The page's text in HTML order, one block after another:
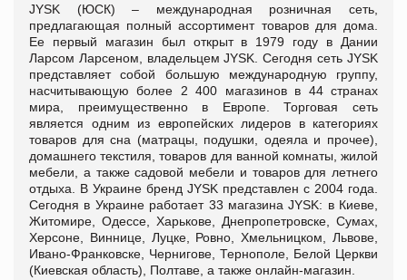
JYSK (ЮСК) – международная розничная сеть,
предлагающая полный ассортимент товаров для дома.
Ее первый магазин был открыт в 1979 году в Дании
Ларсом Ларсеном, владельцем JYSK. Сегодня сеть JYSK
представляет собой большую международную группу,
насчитывающую более 2 400 магазинов в 44 странах
мира, преимущественно в Европе. Торговая сеть
является одним из европейских лидеров в категориях
товаров для сна (матрацы, подушки, одеяла и прочее),
домашнего текстиля, товаров для ванной комнаты, жилой
мебели, а также садовой мебели и товаров для летнего
отдыха. В Украине бренд JYSK представлен с 2004 года.
Сегодня в Украине работает 33 магазина JYSK: в Киеве,
Житомире, Одессе, Харькове, Днепропетровске, Сумах,
Херсоне, Виннице, Луцке, Ровно, Хмельницком, Львове,
Ивано-Франковске, Чернигове, Тернополе, Белой Церкви
(Киевская область), Полтаве, а также онлайн-магазин.